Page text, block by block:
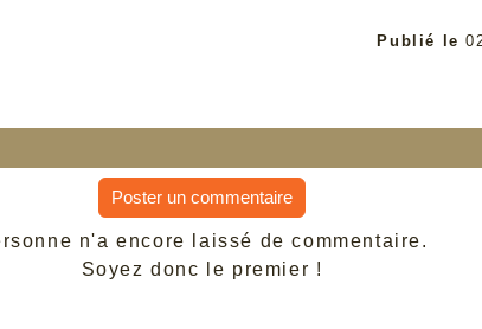
Publié le
Poster un commentaire
n'a encore laissé de commentaire.
Soyez donc le premier !